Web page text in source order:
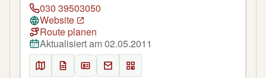
030 39503050
Website
Route planen
Aktualisiert am 02.05.2011